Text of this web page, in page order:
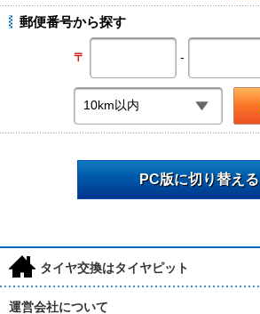
郵便番号から探す
〒 -
PC版に切り替える
h タイヤ交換はタイヤピット
運営会社について